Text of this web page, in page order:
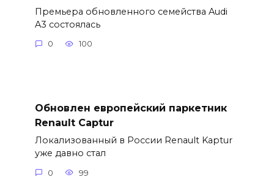
Премьера обновленного семейства Audi
A3 состоялась
0 100
Обновлен европейский паркетник
Renault Captur
Локализованный в России Renault Kaptur
уже давно стал
0 99